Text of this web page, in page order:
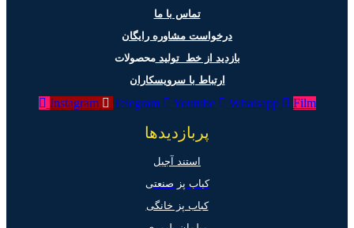
تماس با ما
درخواست مشاوره رایگان
بازدید از خط تولیدمحصولات
ارتباط با سرویسکاران
Instagram Telegram Youtube Whatsapp Film
پربازدیدها
استند آجیل
کباب پز صنعتی
کباب پز خانگی